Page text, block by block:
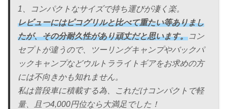
1、コンパクトなサイズで持ち運びが凄く楽。
レビューにはピコグリルと比べて重たい等ありまし
たが、その分耐久性があり頑丈だと思います。コン
セプトが違うので、ツーリングキャンプやバックパ
ックキャンプなどウルトラライトギアをお求めの方
には不向きかも知れません。
私は普段車に積載する為、これだけコンパクトで軽
量、且つ4,000円位なら大満足でした！